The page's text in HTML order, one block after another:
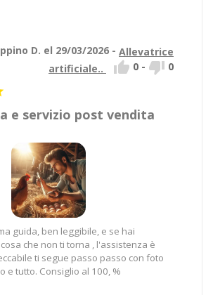
D. el 29/03/2026 - Allevatrice
artificiale..
 0 -  0
e servizio post vendita
guida, ben leggibile, e se hai
che non ti torna , l'assistenza è
ti segue passo passo con foto
e tutto. Consiglio al 100, %